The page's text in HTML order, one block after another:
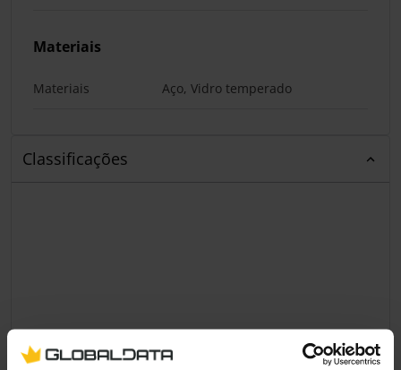
Materiais
Materiais Aço, Vidro temperado
Classificações